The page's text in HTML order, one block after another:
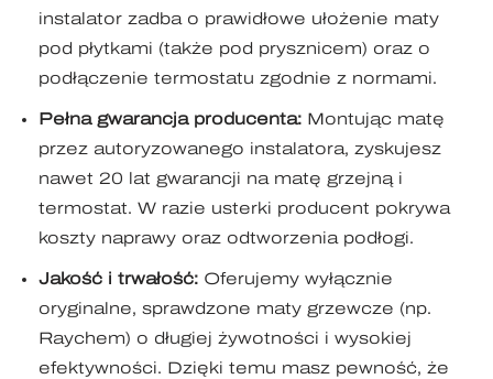
instalator zadba o prawidłowe ułożenie maty
pod płytkami (także pod prysznicem) oraz o
podłączenie termostatu zgodnie z normami.
Pełna gwarancja producenta: Montując matę
przez autoryzowanego instalatora, zyskujesz
nawet 20 lat gwarancji na matę grzejną i
termostat. W razie usterki producent pokrywa
koszty naprawy oraz odtworzenia podłogi.
Jakość i trwałość: Oferujemy wyłącznie
oryginalne, sprawdzone maty grzewcze (np.
Raychem) o długiej żywotności i wysokiej
efektywności. Dzięki temu masz pewność, że